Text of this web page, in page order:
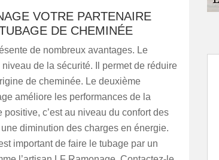
VOTRE PARTENAIRE
DE CHEMINÉE
de nombreux avantages. Le
niveau de la sécurité. Il permet de réduire
de cheminée. Le deuxième
améliore les performances de la
c’est au niveau du confort des
diminution des charges en énergie.
important de faire le tubage par un